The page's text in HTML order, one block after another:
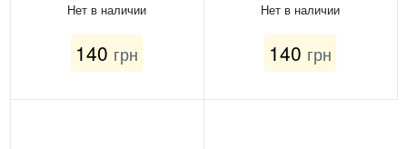
Нет в наличии
140 грн
Нет в наличии
140 грн